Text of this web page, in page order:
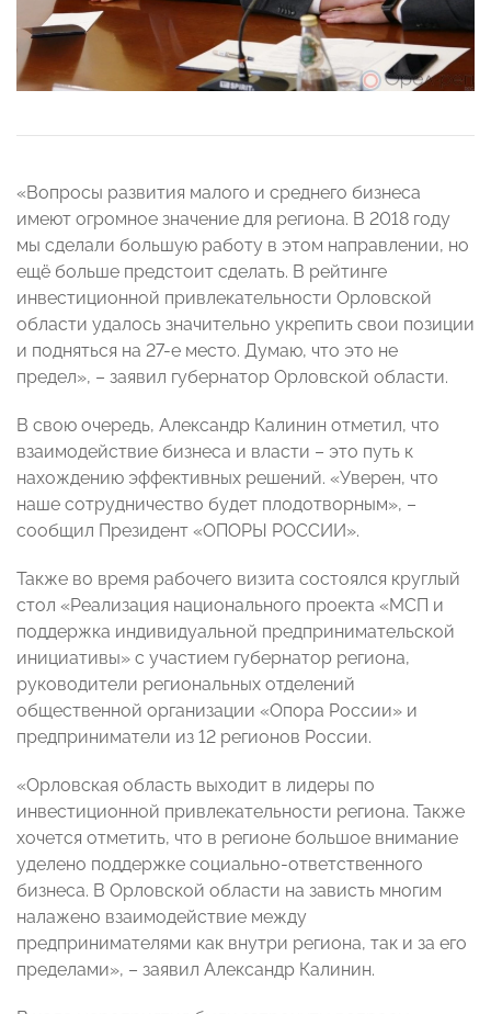
«Вопросы развития малого и среднего бизнеса
имеют огромное значение для региона. В 2018 году
мы сделали большую работу в этом направлении, но
ещё больше предстоит сделать. В рейтинге
инвестиционной привлекательности Орловской
области удалось значительно укрепить свои позиции
и подняться на 27-е место. Думаю, что это не
предел», – заявил губернатор Орловской области.
В свою очередь, Александр Калинин отметил, что
взаимодействие бизнеса и власти – это путь к
нахождению эффективных решений. «Уверен, что
наше сотрудничество будет плодотворным», –
сообщил Президент «ОПОРЫ РОССИИ».
Также во время рабочего визита состоялся круглый
стол «Реализация национального проекта «МСП и
поддержка индивидуальной предпринимательской
инициативы» с участием губернатор региона,
руководители региональных отделений
общественной организации «Опора России» и
предприниматели из 12 регионов России.
«Орловская область выходит в лидеры по
инвестиционной привлекательности региона. Также
хочется отметить, что в регионе большое внимание
уделено поддержке социально-ответственного
бизнеса. В Орловской области на зависть многим
налажено взаимодействие между
предпринимателями как внутри региона, так и за его
пределами», – заявил Александр Калинин.